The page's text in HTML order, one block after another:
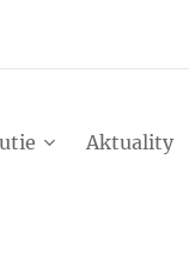
Aktuality